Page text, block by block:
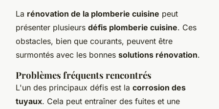
La rénovation de la plomberie cuisine peut
présenter plusieurs défis plomberie cuisine. Ces
obstacles, bien que courants, peuvent être
surmontés avec les bonnes solutions rénovation.
Problèmes fréquents rencontrés
L'un des principaux défis est la corrosion des
tuyaux. Cela peut entraîner des fuites et une